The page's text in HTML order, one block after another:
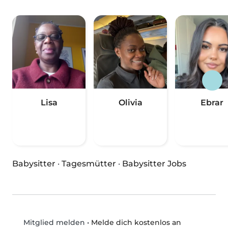
Lisa Olivia Ebrar
Babysitter · Tagesmütter · Babysitter Jobs
Mitglied melden • Melde dich kostenlos an